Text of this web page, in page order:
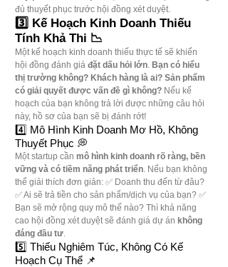
đủ thuyết phục trước hội đồng xét duyệt.
3️⃣ Kế Hoạch Kinh Doanh Thiếu
Tính Khả Thi 📉
Một kế hoạch kinh doanh thiếu thực tế sẽ khiến
hội đồng đánh giá đặt dấu hỏi lớn Bạn có hiểu
thị trường không? Khách hàng là ai? Sản phẩm
có giải quyết được vấn đề gì không? Nếu kế
hoạch của bạn không trả lời được những câu hỏi
này, hồ sơ của bạn sẽ bị đánh rớt!
4️⃣ Mô Hình Kinh Doanh Mơ Hồ, Không
Thuyết Phục 💭
Một startup cần mô hình kinh doanh rõ ràng, bền
vững và có tiềm năng phát triển . Nếu bạn không
thể giải thích đơn giản: ✅ Doanh thu đến từ đâu?
✅ Ai sẽ trả tiền cho sản phẩm/dịch vụ của bạn? ✅
Bạn sẽ mở rộng quy mô thế nào? Thì khả năng
cao hội đồng xét duyệt sẽ đánh giá dự án không
đáng đầu tư
5️⃣ Thiếu Nghiêm Túc, Không Có Kế
Hoạch Cụ Thể 📌